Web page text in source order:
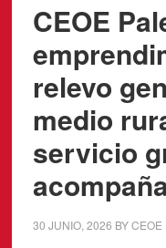
CEOE
relevo
medio
servicio
30 JUNIO, 2026 BYCEOE